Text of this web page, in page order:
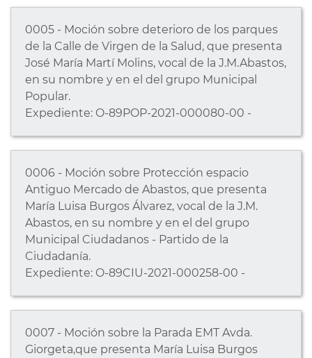
0005 - Moción sobre deterioro de los parques
de la Calle de Virgen de la Salud, que presenta
José María Martí Molins, vocal de la J.M.Abastos,
en su nombre y en el del grupo Municipal
Popular.
Expediente: O-89POP-2021-000080-00 -
0006 - Moción sobre Protección espacio
Antiguo Mercado de Abastos, que presenta
María Luisa Burgos Álvarez, vocal de la J.M.
Abastos, en su nombre y en el del grupo
Municipal Ciudadanos - Partido de la
Ciudadanía.
Expediente: O-89CIU-2021-000258-00 -
0007 - Moción sobre la Parada EMT Avda.
Giorgeta,que presenta María Luisa Burgos